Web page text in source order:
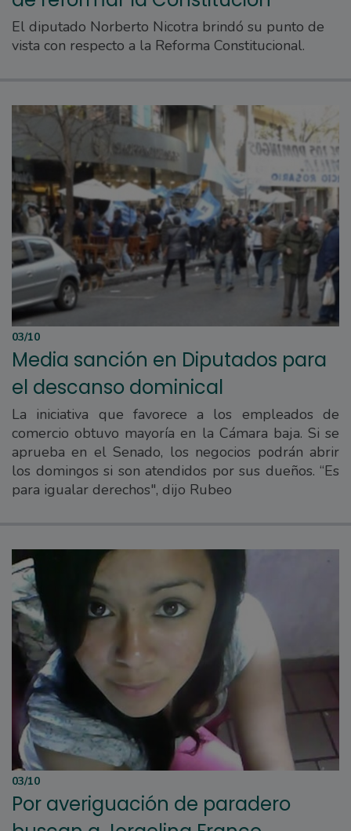
El diputado Norberto Nicotra brindó su punto de
vista con respecto a la Reforma Constitucional.
03/10
Media sanción en Diputados para
el descanso dominical
La iniciativa que favorece a los empleados de
comercio obtuvo mayoría en la Cámara baja. Si se
aprueba en el Senado, los negocios podrán abrir
los domingos si son atendidos por sus dueños. “Es
para igualar derechos", dijo Rubeo
03/10
Por averiguación de paradero